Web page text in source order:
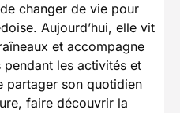
changer de vie pour
Aujourd’hui, elle vit
et accompagne
les activités et
partager son quotidien
faire découvrir la